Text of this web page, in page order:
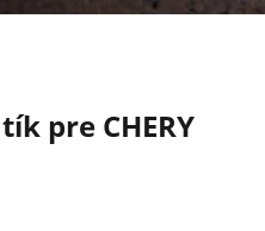
pre CHERY